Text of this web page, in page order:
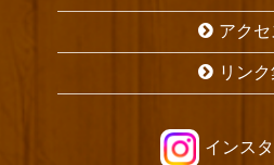
アクセ
リン
インス